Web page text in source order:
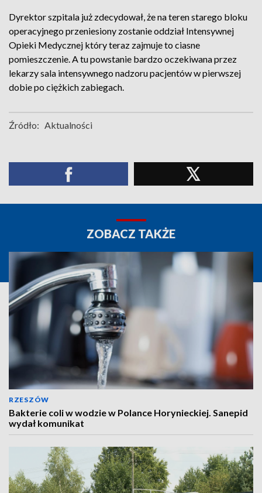
Dyrektor szpitala już zdecydował, że na teren starego bloku
operacyjnego przeniesiony zostanie oddział Intensywnej
Opieki Medycznej który teraz zajmuje to ciasne
pomieszczenie. A tu powstanie bardzo oczekiwana przez
lekarzy sala intensywnego nadzoru pacjentów w pierwszej
dobie po ciężkich zabiegach.
Źródło: Aktualności
ZOBACZ TAKŻE
RZESZÓW
Bakterie coli w wodzie w Polance Horynieckiej. Sanepid
wydał komunikat